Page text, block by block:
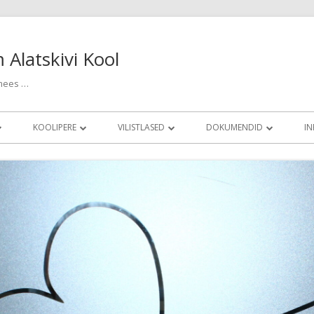
Alatskivi Kool
…
JA TREENINGUD
KOOLIPERE
TUGI- JA MAJANDUSPERSONAL
ÕPILASESINDUS
TERVISHOIUTÖÖTAJA
PAKUME TÖÖD
VILISTLASED
MEDALIGA JA KIITUSEGA LÕPETANUD
VILISTLASKOGU
ÜRITUSED VILISTLASTELE
DOKUMENDID